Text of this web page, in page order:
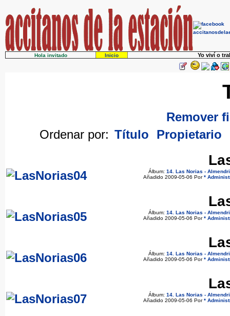
Hola invitado Inicio Yo viví o
Remover
Ordenar por: Título Propietario
Álbum: 14. Las Norias -
Añadido 2009-05-06 Por*
Álbum: 14. Las Norias -
Añadido 2009-05-06 Por*
Álbum: 14. Las Norias -
Añadido 2009-05-06 Por*
Álbum: 14. Las Norias -
Añadido 2009-05-06 Por*